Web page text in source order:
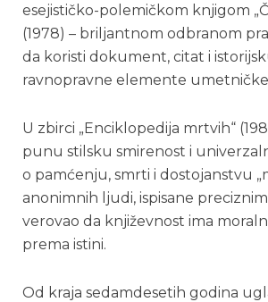
esejističko-polemičkom knjigom
(1978) – briljantnom odbranom
da koristi dokument, citat i
ravnopravne elemente umetničke
U zbirci „Enciklopedija mrtvih“
punu stilsku smirenost i
o pamćenju, smrti i dostojanstvu
anonimnih ljudi, ispisane
verovao da književnost ima
prema istini.
Od kraja sedamdesetih godina